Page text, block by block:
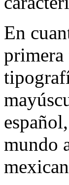
En
primera
mundo